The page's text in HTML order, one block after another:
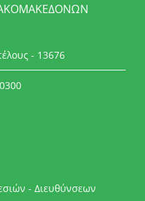
- 13676
- Διευθύνσεων